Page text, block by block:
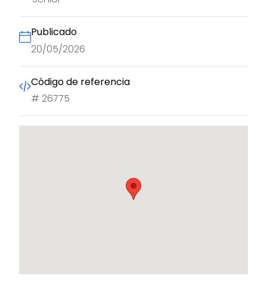
Publicado
20/05/2026
Código de referencia
# 26775